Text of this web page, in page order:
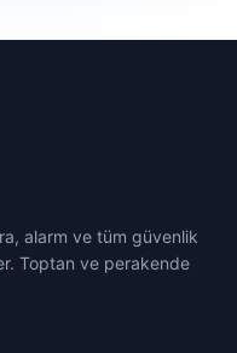
alarm ve tüm güvenlik
Toptan ve perakende